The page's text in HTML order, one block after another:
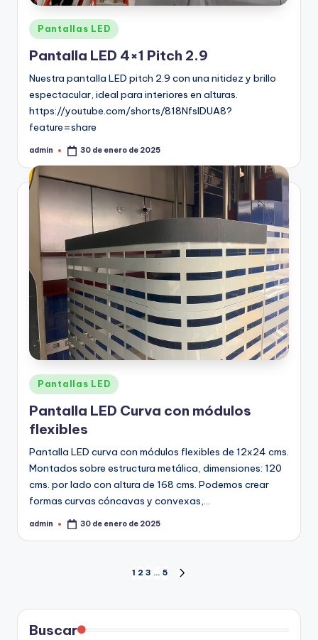
Pantallas LED
Pantalla LED 4×1 Pitch 2.9
Nuestra pantalla LED pitch 2.9 con una nitidez y brillo
espectacular, ideal para interiores en alturas.
https://youtube.com/shorts/818NfsIDUA8?
feature=share
admin 30 de enero de 2025
Pantallas LED
Pantalla LED Curva con módulos
flexibles
Pantalla LED curva con módulos flexibles de 12x24 cms.
Montados sobre estructura metálica, dimensiones: 120
cms. por lado con altura de 168 cms. Podemos crear
formas curvas cóncavas y convexas,…
admin 30 de enero de 2025
1 2 3 … 5
Buscar